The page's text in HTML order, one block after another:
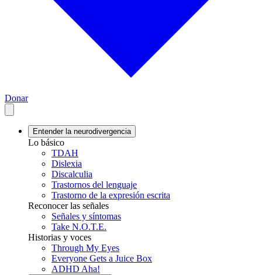
Donar
Entender la neurodivergencia
Lo básico
TDAH
Dislexia
Discalculia
Trastornos del lenguaje
Trastorno de la expresión escrita
Reconocer las señales
Señales y síntomas
Take N.O.T.E.
Historias y voces
Through My Eyes
Everyone Gets a Juice Box
ADHD Aha!